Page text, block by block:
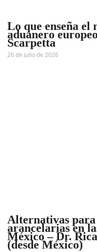
Lo que enseña el
aduanero
Scarpetta
26 de julio de 2026
Alternativas
arancelarias en
México – Dr.
(desde México)